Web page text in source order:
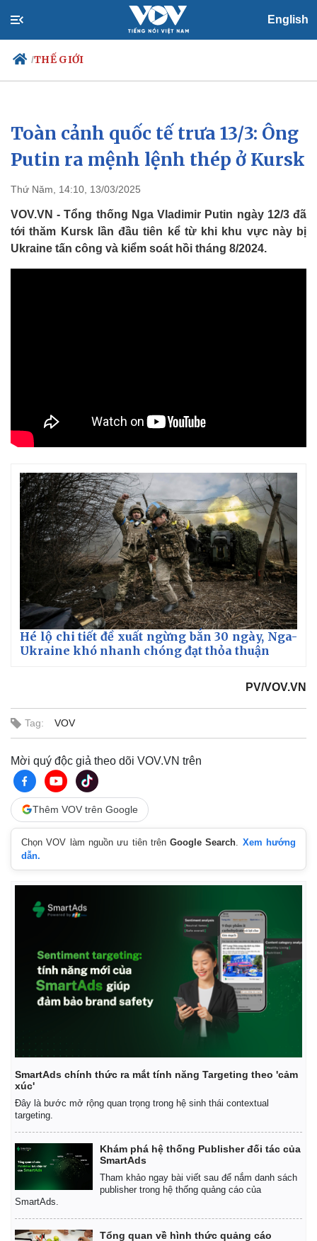
English
/THẾ GIỚI
Chính trị
Đảng
Tổ chức nhân sự
Nhận diện sự thật
Xã hội
Tin 24h
Dự báo thời tiết
Việc làm
Biển đảo
Cuộc sống đó đây
Hồ sơ
Multimedia
Video
Ảnh
Infographic
Toàn cảnh quốc tế trưa 13/3: Ông
Putin ra mệnh lệnh thép ở Kursk
Thứ Năm, 14:10, 13/03/2025
VOV.VN - Tổng thống Nga Vladimir Putin ngày 12/3 đã
tới thăm Kursk lần đầu tiên kể từ khi khu vực này bị
Ukraine tấn công và kiểm soát hồi tháng 8/2024.
Hé lộ chi tiết đề xuất ngừng bắn 30 ngày, Nga-
Ukraine khó nhanh chóng đạt thỏa thuận
PV/VOV.VN
Tag: VOV
Mời quý độc giả theo dõi VOV.VN trên
Thêm VOV trên Google
Chọn VOV làm nguồn ưu tiên trênGoogle Search
Xem hướng
dẫn.
SmartAds chính thức ra mắt tính năng Targeting theo 'cảm
xúc'
Đây là bước mở rộng quan trọng trong hệ sinh thái contextual
targeting.
Khám phá hệ thống Publisher đối tác của
SmartAds
Tham khảo ngay bài viết sau để nắm danh sách
publisher trong hệ thống quảng cáo của
SmartAds.
Tổng quan về hình thức quảng cáo